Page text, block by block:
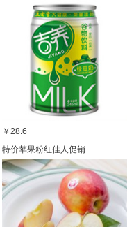
￥28.6
特价苹果粉红佳人促销